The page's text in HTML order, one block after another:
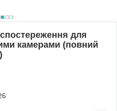
для
камерами (повний